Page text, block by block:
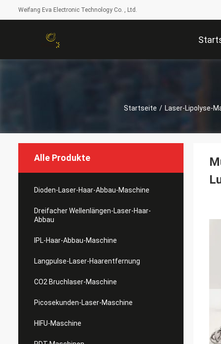
Weifang Eva Electronic Technology Co. , Ltd.
Startseite / Laser-Lipolyse-
Alle Produkte
Dioden-Laser-Haar-Abbau-Maschine
Dreifacher Wellenlängen-Laser-Haar-
Abbau
IPL-Haar-Abbau-Maschine
Langpulse-Laser-Haarentfernung
CO2 Bruchlaser-Maschine
Picosekunden-Laser-Maschine
HIFU-Maschine